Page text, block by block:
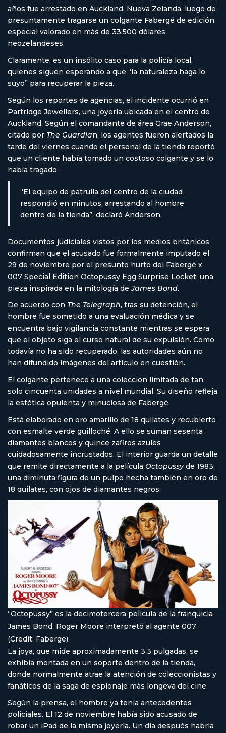
años fue arrestado en Auckland, Nueva Zelanda, luego de
presuntamente tragarse un colgante Fabergé de edición
especial valorado en más de 33,500 dólares
neozelandeses.
Claramente, es un insólito caso para la policía local,
quienes siguen esperando a que “la naturaleza haga lo
suyo” para recuperar la pieza.
Según los reportes de agencias, el incidente ocurrió en
Partridge Jewellers, una joyería ubicada en el centro de
Auckland. Según el comandante de área Grae Anderson,
citado por The Guardian, los agentes fueron alertados la
tarde del viernes cuando el personal de la tienda reportó
que un cliente había tomado un costoso colgante y se lo
había tragado.
“El equipo de patrulla del centro de la ciudad
respondió en minutos, arrestando al hombre
dentro de la tienda”, declaró Anderson.
Documentos judiciales vistos por los medios británicos
confirman que el acusado fue formalmente imputado el
29 de noviembre por el presunto hurto del Fabergé x
007 Special Edition Octopussy Egg Surprise Locket, una
pieza inspirada en la mitología deJames Bond.
De acuerdo con The Telegraph, tras su detención, el
hombre fue sometido a una evaluación médica y se
encuentra bajo vigilancia constante mientras se espera
que el objeto siga el curso natural de su expulsión. Como
todavía no ha sido recuperado, las autoridades aún no
han difundido imágenes del artículo en cuestión.
El colgante pertenece a una colección limitada de tan
solo cincuenta unidades a nivel mundial. Su diseño refleja
la estética opulenta y minuciosa de Fabergé.
Está elaborado en oro amarillo de 18 quilates y recubierto
con esmalte verde guilloché. A ello se suman sesenta
diamantes blancos y quince zafiros azules
cuidadosamente incrustados. El interior guarda un detalle
que remite directamente a la película Octopussyde 1983:
una diminuta figura de un pulpo hecha también en oro de
18 quilates, con ojos de diamantes negros.
“Octopussy” es la decimotercera película de la franquicia
James Bond. Roger Moore interpretó al agente 007
(Credit: Faberge)
La joya, que mide aproximadamente 3.3 pulgadas, se
exhibía montada en un soporte dentro de la tienda,
donde normalmente atrae la atención de coleccionistas y
fanáticos de la saga de espionaje más longeva del cine.
Según la prensa, el hombre ya tenía antecedentes
policiales. El 12 de noviembre había sido acusado de
robar un iPad de la misma joyería. Un día después habría